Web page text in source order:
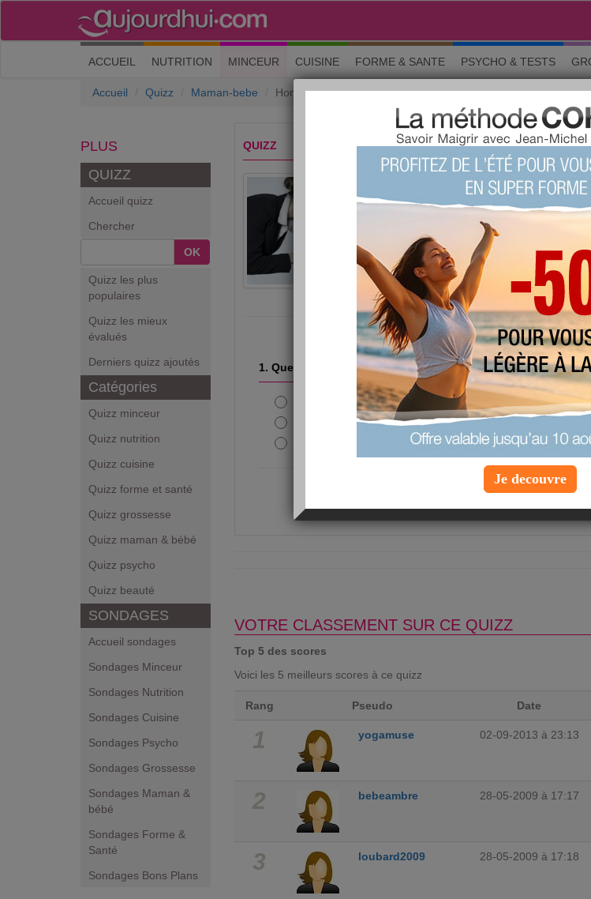
ACCUEIL (current)
NUTRITION MINCEUR CUISINE FORME & SANTE PSYCHO & TESTS
Accueil Quizz Maman-bebe Hommage : les 10 commandements de Super Nanny
PLUS
QUIZZ
Accueil quizz
Chercher
OK
Quizz les plus
populaires
Quizz les mieux
évalués
Derniers quizz ajoutés
Catégories
Quizz minceur
Quizz nutrition
Quizz cuisine
Quizz forme et santé
Quizz grossesse
Quizz maman & bébé
Quizz psycho
Quizz beauté
SONDAGES
Accueil sondages
Sondages Minceur
Sondages Nutrition
Sondages Cuisine
Sondages Psycho
Sondages Grossesse
Sondages Maman &
bébé
Sondages Forme &
Santé
Sondages Bons Plans
QUIZZ
Hommage : les 10
de Super Nanny ?
+528Le quizz du
Score moyen : 88 %
1. Quel était le prénom de Super Nanny ?
VOTRE CLASSEMENT SUR CE QUIZZ
Top 5 des scores
Voici les 5 meilleurs scores à ce quizz
Rang Pseudo Date
1 yogamuse 02-09-2013 à 23:13
2 bebeambre 28-05-2009 à 17:17
3 loubard2009 28-05-2009 à 17:18
Je decouvre